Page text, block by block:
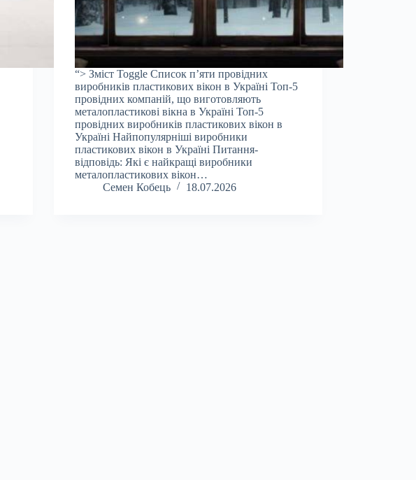
“> Зміст Toggle Список п’яти провідних
виробників пластикових вікон в Україні Топ-5
провідних компаній, що виготовляють
металопластикові вікна в Україні Топ-5
провідних виробників пластикових вікон в
Україні Найпопулярніші виробники
пластикових вікон в Україні Питання-
відповідь: Які є найкращі виробники
металопластикових вікон…
Семен Кобець
18.07.2026